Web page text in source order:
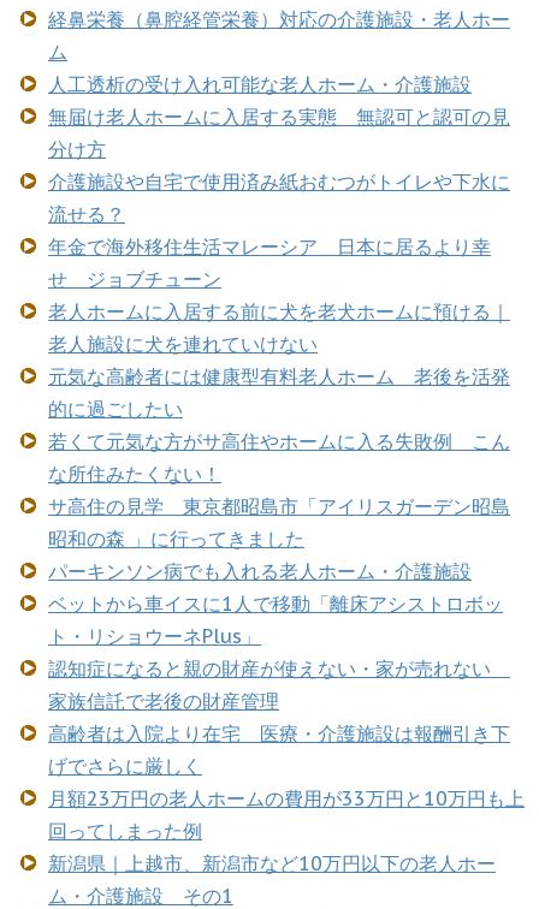
経鼻栄養（鼻腔経管栄養）対応の介護施設・老人ホー
ム
人工透析の受け入れ可能な老人ホーム・介護施設
無届け老人ホームに入居する実態 無認可と認可の見
分け方
介護施設や自宅で使用済み紙おむつがトイレや下水に
流せる？
年金で海外移住生活マレーシア 日本に居るより幸
せ ジョブチューン
老人ホームに入居する前に犬を老犬ホームに預ける｜
老人施設に犬を連れていけない
元気な高齢者には健康型有料老人ホーム 老後を活発
的に過ごしたい
若くて元気な方がサ高住やホームに入る失敗例 こん
な所住みたくない！
サ高住の見学 東京都昭島市「アイリスガーデン昭島
昭和の森 」に行ってきました
パーキンソン病でも入れる老人ホーム・介護施設
ベットから車イスに1人で移動「離床アシストロボッ
ト・リショウーネPlus」
認知症になると親の財産が使えない・家が売れない
家族信託で老後の財産管理
高齢者は入院より在宅 医療・介護施設は報酬引き下
げでさらに厳しく
月額23万円の老人ホームの費用が33万円と10万円も上
回ってしまった例
新潟県｜上越市、新潟市など10万円以下の老人ホー
ム・介護施設 その1